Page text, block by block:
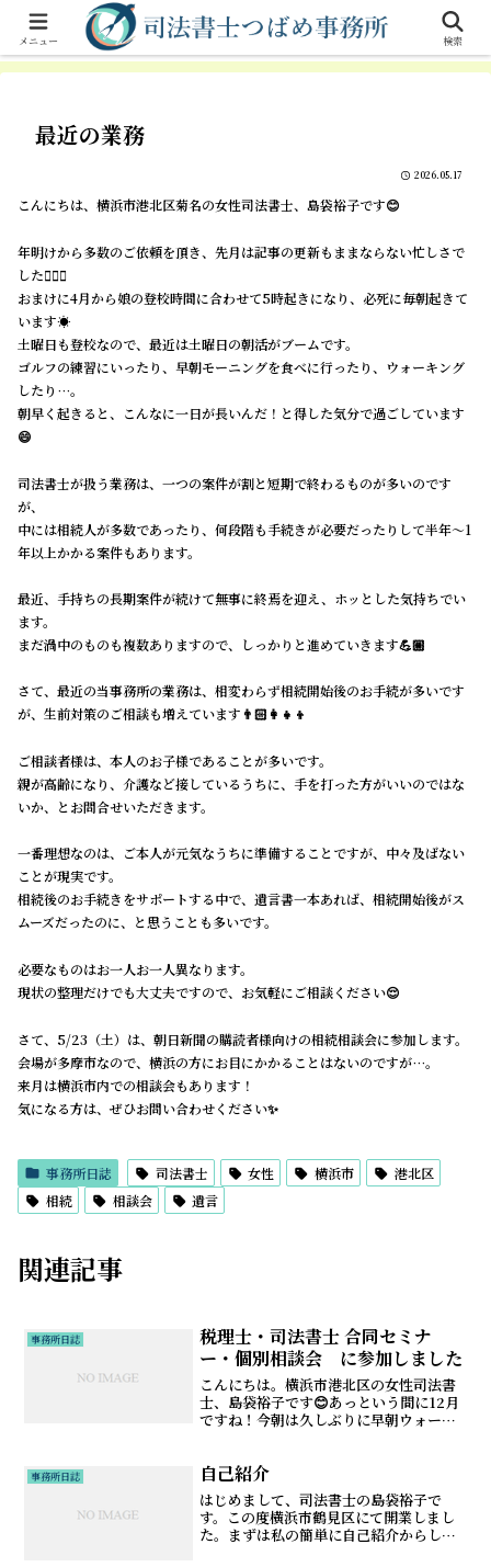
横浜市港北区 菊名駅徒歩１分の女性司法書士。相続手続、遺言、不動産登
記、商業登記。
最近の業務
2026.05.17
こんにちは、横浜市港北区菊名の女性司法書士、島袋裕子です😊
年明けから多数のご依頼を頂き、先月は記事の更新もままならない忙しさで
した🏃🏼‍♀️
おまけに4月から娘の登校時間に合わせて5時起きになり、必死に毎朝起きて
います☀️
土曜日も登校なので、最近は土曜日の朝活がブームです。
ゴルフの練習にいったり、早朝モーニングを食べに行ったり、ウォーキング
したり…。
朝早く起きると、こんなに一日が長いんだ！と得した気分で過ごしています
😄
司法書士が扱う業務は、一つの案件が割と短期で終わるものが多いのです
が、
中には相続人が多数であったり、何段階も手続きが必要だったりして半年～1
年以上かかる案件もあります。
最近、手持ちの長期案件が続けて無事に終焉を迎え、ホッとした気持ちでい
ます。
まだ渦中のものも複数ありますので、しっかりと進めていきます💪🏼
さて、最近の当事務所の業務は、相変わらず相続開始後のお手続が多いです
が、生前対策のご相談も増えています👨🏻‍👩‍👧‍👦
ご相談者様は、本人のお子様であることが多いです。
親が高齢になり、介護など接しているうちに、手を打った方がいいのではな
いか、とお問合せいただきます。
一番理想なのは、ご本人が元気なうちに準備することですが、中々及ばない
ことが現実です。
相続後のお手続きをサポートする中で、遺言書一本あれば、相続開始後がス
ムーズだったのに、と思うことも多いです。
必要なものはお一人お一人異なります。
現状の整理だけでも大丈夫ですので、お気軽にご相談ください😌
さて、5/23（土）は、朝日新聞の購読者様向けの相続相談会に参加します。
会場が多摩市なので、横浜の方にお目にかかることはないのですが…。
来月は横浜市内での相談会もあります！
気になる方は、ぜひお問い合わせください✨
事務所日誌 司法書士 女性 横浜市
港北区
相続
相談会 遺言
関連記事
事務所日誌
税理士・司法書士 合同セミナ
ー・個別相談会 に参加しました
こんにちは。横浜市港北区の女性司法書
士、島袋裕子です😊あっという間に12月
ですね！今朝は久しぶりに早朝ウォーキ
いているのを感じました🧣11/30（土）
は、東京地方税理士...
事務所日誌 自己紹介
はじめまして、司法書士の島袋裕子で
す。この度横浜市鶴見区にて開業しまし
た。まずは私の簡単に自己紹介からした
メニュー 検索